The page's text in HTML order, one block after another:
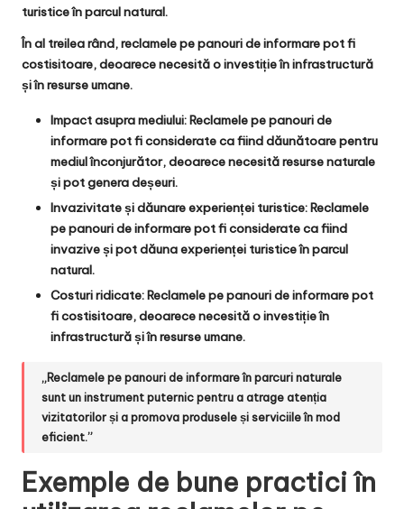
turistice în parcul natural.
În al treilea rând, reclamele pe panouri de informare pot fi
costisitoare, deoarece necesită o investiție în infrastructură
și în resurse umane.
Impact asupra mediului: Reclamele pe panouri de
informare pot fi considerate ca fiind dăunătoare pentru
mediul înconjurător, deoarece necesită resurse naturale
și pot genera deșeuri.
Invazivitate și dăunare experienței turistice: Reclamele
pe panouri de informare pot fi considerate ca fiind
invazive și pot dăuna experienței turistice în parcul
natural.
Costuri ridicate: Reclamele pe panouri de informare pot
fi costisitoare, deoarece necesită o investiție în
infrastructură și în resurse umane.
„Reclamele pe panouri de informare în parcuri naturale
sunt un instrument puternic pentru a atrage atenția
vizitatorilor și a promova produsele și serviciile în mod
eficient.”
Exemple de bune practici în